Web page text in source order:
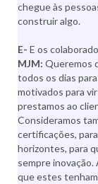
chegue às
construir algo.
E- E os
MJM: Queremos
todos os dias
motivados para
prestamos ao
Consideramos
certificações,
horizontes, para
sempre
que estes